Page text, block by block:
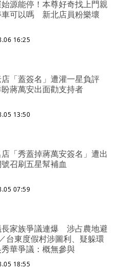
源能停！本尊好奇找上門親
車可以嗎 新北店員粉樂壞
16:25
「蓋簽名」遭灌一星負評
蔣萬安出面勸支持者
13:50
「秀蓋掉蔣萬安簽名」遭出
召刷五星幫補血
07:59
長家族爭議連爆 涉占農地避
台東度假村涉圖利、疑躲環
華爭議：概無參與
18:55